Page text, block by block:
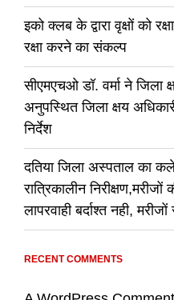
इको क्लब के द्वारा वृक्षों को
रक्षा करने का संकल्प
सीएमएचओ डॉ. वर्मा ने जिला
अनुपस्थित जिला क्षय
निर्देश
दतिया जिला अस्पताल का
रात्रिकालीन
लापरवाही बर्दाश्त नही,
RECENT COMMENTS